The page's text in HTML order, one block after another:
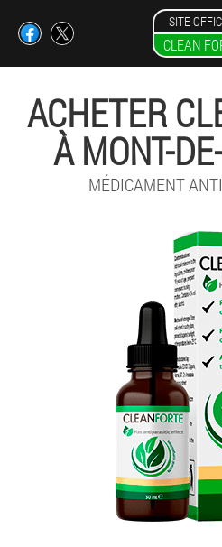
SITE
CLEAN
ACHETER
À MONT-
MÉDICAMENT